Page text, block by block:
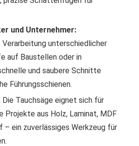
und Unternehmer:
unterschiedlicher
auf Baustellen oder in
und saubere Schnitte
Führungsschienen.
Die Tauchsäge eignet sich für
Projekte aus Holz, Laminat, MDF
ein zuverlässiges Werkzeug für